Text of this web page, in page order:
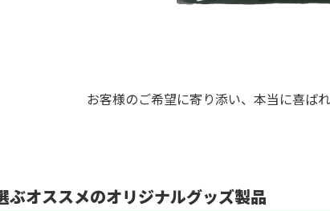
お客様のご希望に寄り添い、本当に喜ば
ぶオススメのオリジナルグッズ製品